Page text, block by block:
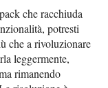
che racchiuda
potresti
che a rivoluzionare
leggermente,
rimanendo